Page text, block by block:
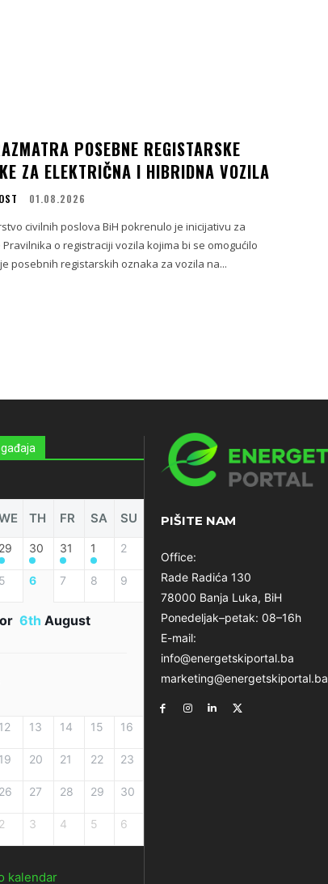
POSEBNE REGISTARSKE
ZA ELEKTRIČNA I HIBRIDNA VOZILA
01.08.2026
civilnih poslova BiH pokrenulo je inicijativu za
o registraciji vozila kojima bi se omogućilo
posebnih registarskih oznaka za vozila na...
TH FR SA SU
29 30 31 1 2
5 6 7 8 9
6th August
12 13 14 15 16
19 20 21 22 23
26 27 28 29 30
2 3 4 5 6
kalendar
PIŠITE NAM
Office:
Rade Radića 130
78000 Banja Luka, BiH
Ponedeljak–petak: 08–16h
E-mail:
info@energetskiportal.ba
marketing@energetskiportal.ba